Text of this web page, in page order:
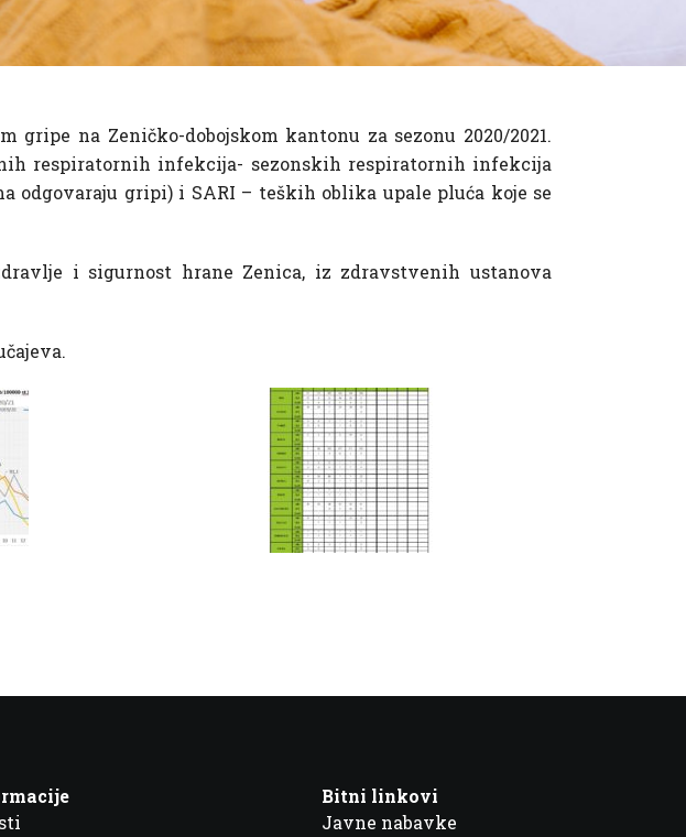
gripe na Zeničko-dobojskom kantonu za sezonu 2020/2021.
respiratornih infekcija- sezonskih respiratornih infekcija
odgovaraju gripi) i SARI – teških oblika upale pluća koje se
i sigurnost hrane Zenica, iz zdravstvenih ustanova
Bitni linkovi
Javne nabavke